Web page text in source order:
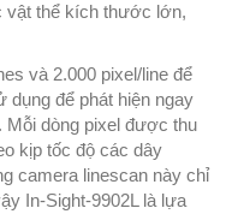
vật thể kích thước lớn,
và 2.000 pixel/line để
để phát hiện ngay
Mỗi dòng pixel được thu
kịp tốc độ các dây
camera linescan này chỉ
In-Sight-9902L là lựa